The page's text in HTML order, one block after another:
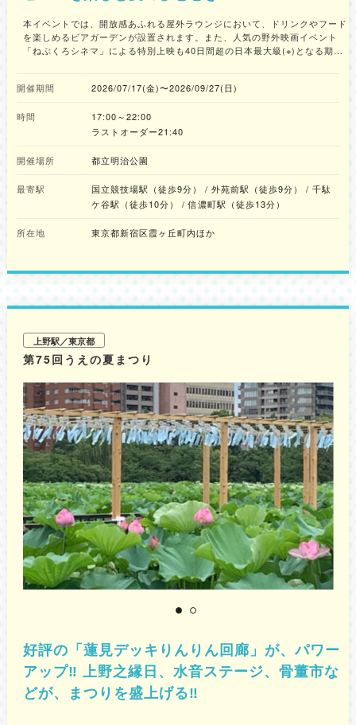
本イベントでは、開放感あふれる屋外ラウンジにおいて、ドリンクやフード
を楽しめるビアガーデンが設置されます。また、人気の野外映画イベント
「ねぶくろシネマ」による特別上映も40日間超の日本最大級(※)となる期間
Parks株式会社調べ） ◆期間限定の屋外ビアラウンジが今年も登場！ 明治
今年も登場します。協賛企業によるドリンクに加え、新たなフードメニュー
も追加されさらに充実。友人・家族・同僚など、誰と訪れても楽しめる“み
ールなどのドリンクと、それらにぴったりのフードを取りそろえた
間をメインに、気持ちをリフレッシュさせてくれる空間が演出されます。コ
ロナビールとノンアルコールビールのコロナセロに合うフードも提供され、
心地よい屋外での食事を楽しめます。 ◆今年の「ねぶくろシネマ」は、屋
外ナイトシネマイベントとして日本最大級となる40日間超のロングラン開
催！みんなで楽しめる名作・話題作がラインアップ！ 今年も人気の野外映
間にわたって実施される予定です。 ◆期間中の特別コンテンツ 毎週火曜
日はみんなで走ってビールで乾杯！「Run & Beer」 都立明治公園ランニン
グコミュニティ「Runner‘s Park Tokyo」とのコラボイベントとして、今年
ルのコロナセロが無料で提供！心身共にリフレッシュできる企画が用意され
ます。 日程：7月21日(火)、28日(火)、8月4日(火)、18日(火)、25日(火)、
9月1日(火)、8日(火)、15日(火) ＊実施内容が変更となる可能性がありま
開催期間 2026/07/17(金)〜2026/09/27(日)
時間
17:00～22:00
ラストオーダー21:40
開催場所 都立明治公園
最寄駅
国立競技場駅（徒歩9分） / 外苑前駅（徒歩9分） / 千駄
ケ谷駅（徒歩10分） / 信濃町駅（徒歩13分）
所在地 東京都新宿区霞ヶ丘町内ほか
上野駅／東京都
第75回うえの夏まつり
好評の「蓮見デッキりんりん回廊」が、パワー
アップ‼ 上野之縁日、水音ステージ、骨董市な
どが、まつりを盛上げる‼